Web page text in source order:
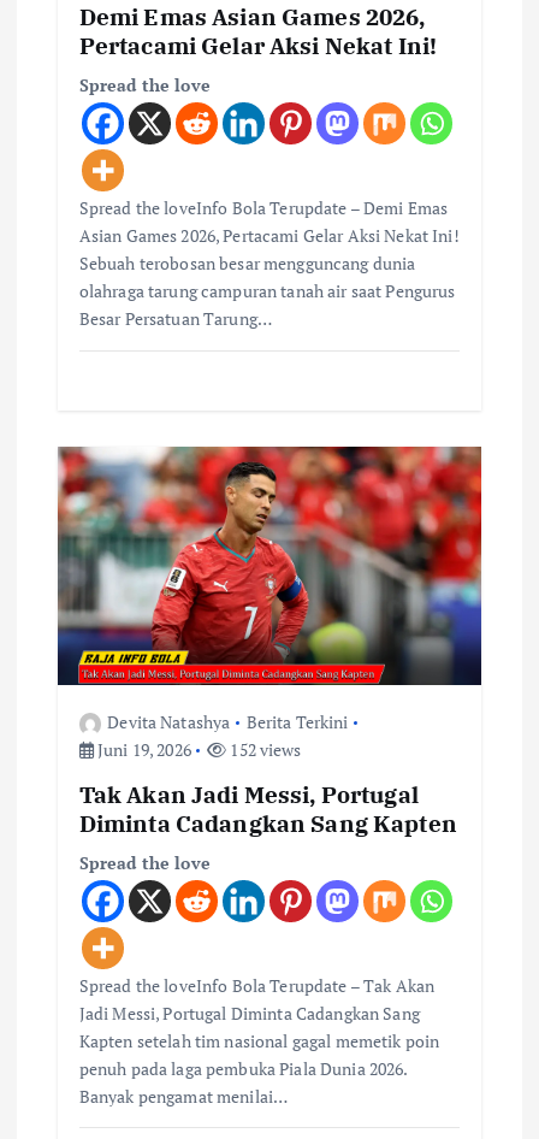
Demi Emas Asian Games 2026,
Pertacami Gelar Aksi Nekat Ini!
Spread the love
Spread the loveInfo Bola Terupdate – Demi Emas
Asian Games 2026, Pertacami Gelar Aksi Nekat Ini!
Sebuah terobosan besar mengguncang dunia
olahraga tarung campuran tanah air saat Pengurus
Besar Persatuan Tarung…
Devita Natashya
Berita Terkini
Juni 19, 2026
152 views
Tak Akan Jadi Messi, Portugal
Diminta Cadangkan Sang Kapten
Spread the love
Spread the loveInfo Bola Terupdate – Tak Akan
Jadi Messi, Portugal Diminta Cadangkan Sang
Kapten setelah tim nasional gagal memetik poin
penuh pada laga pembuka Piala Dunia 2026.
Banyak pengamat menilai…